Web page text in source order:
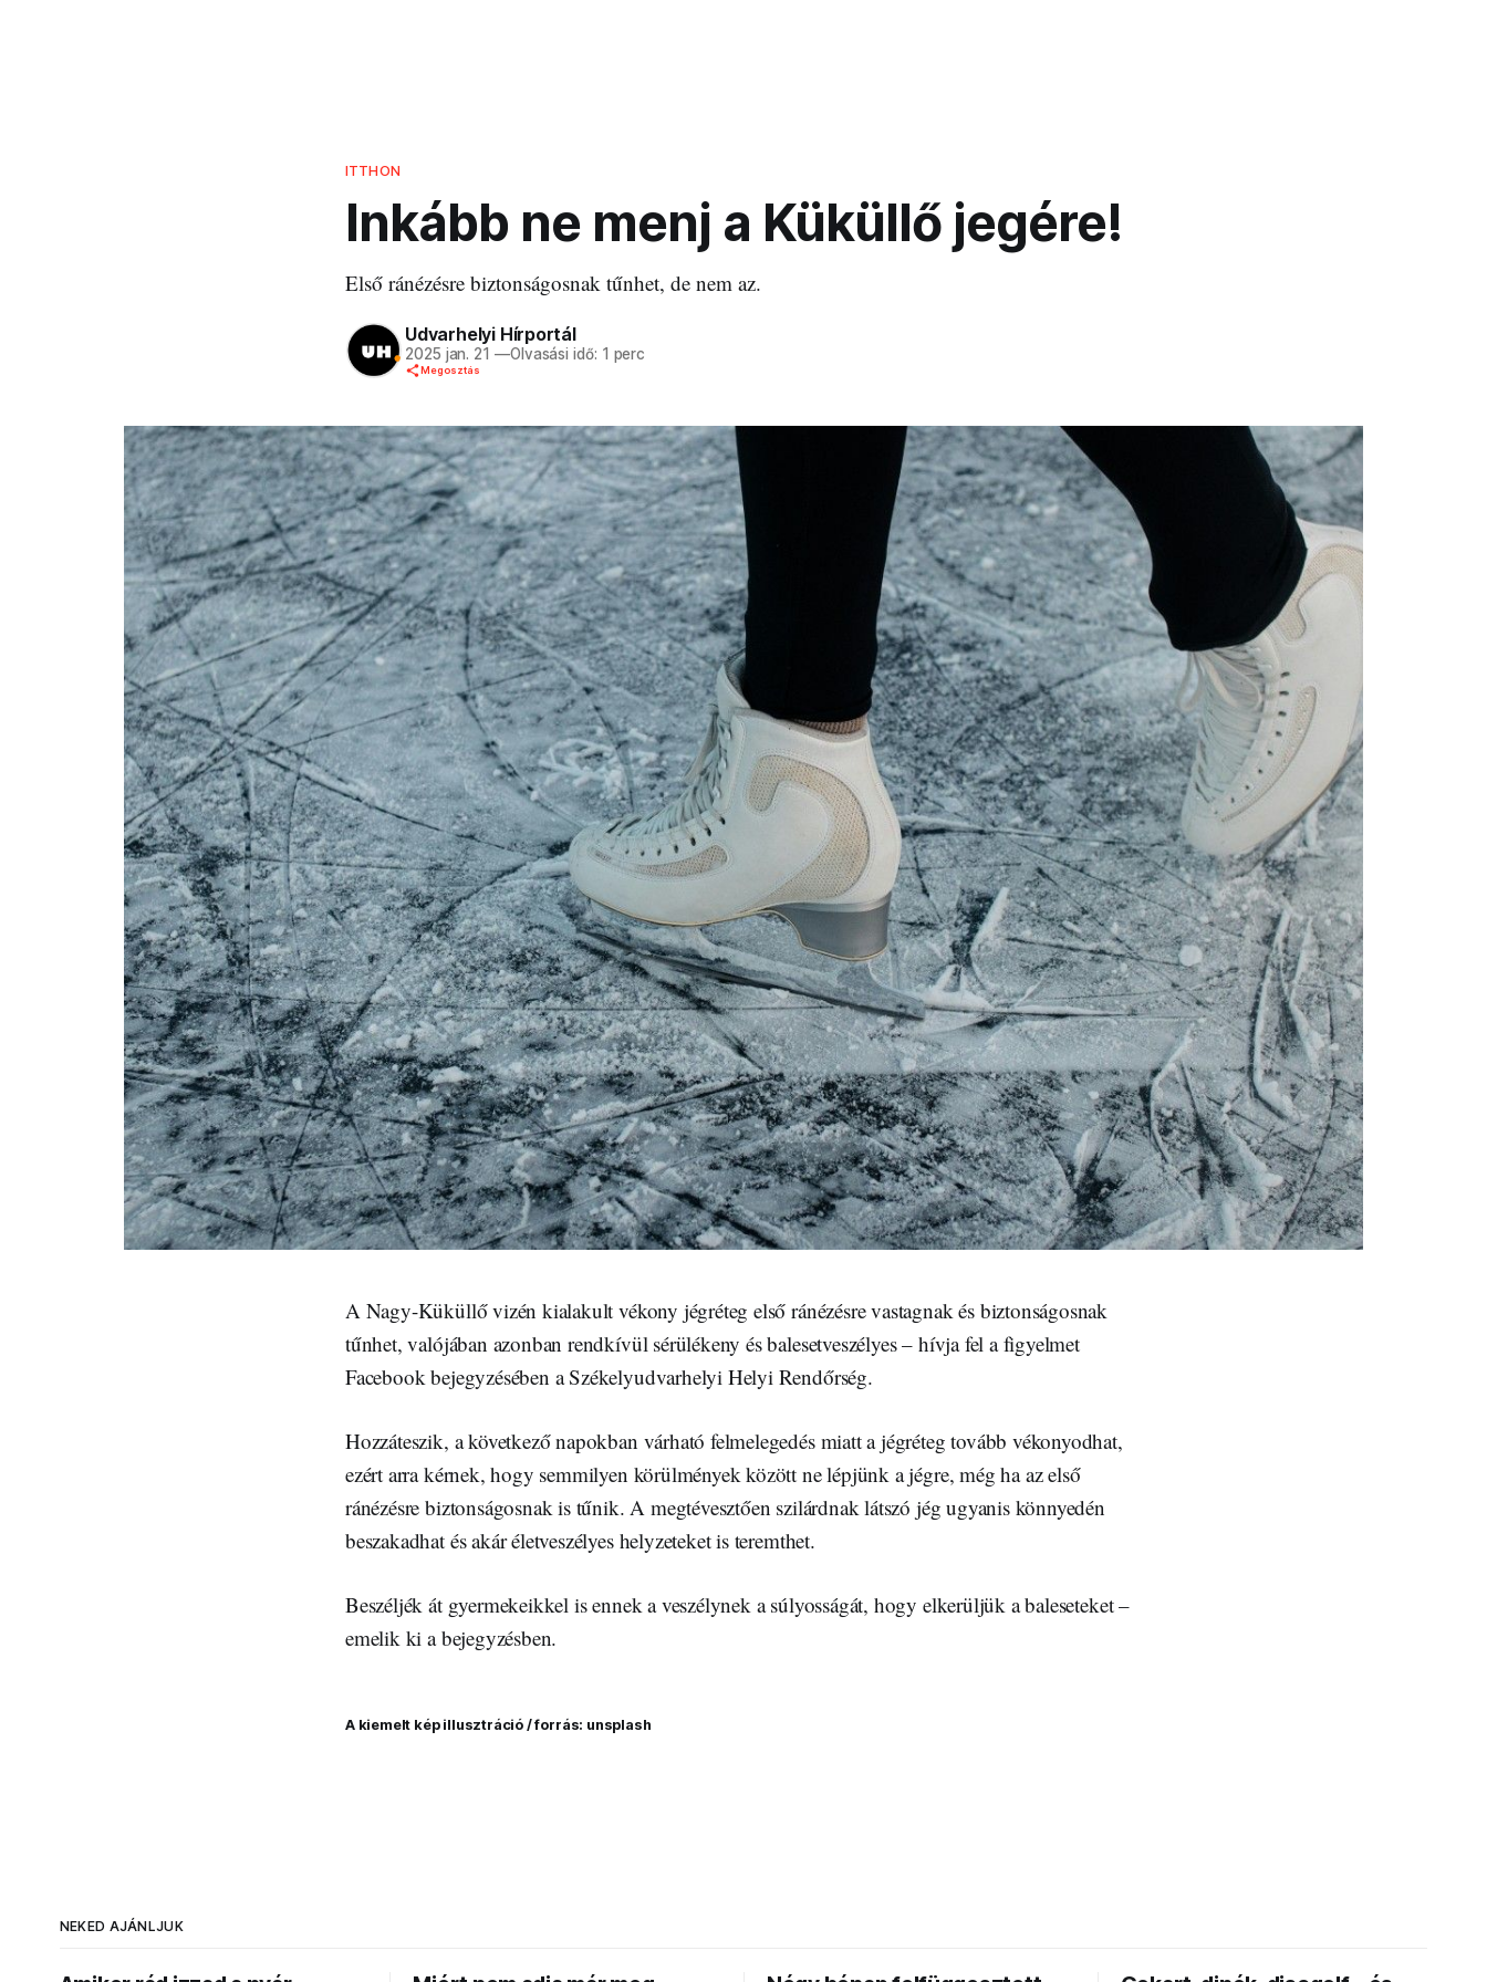
ITTHON
Inkább ne menj a Küküllő jegére!
Első ránézésre biztonságosnak tűnhet, de nem az.
Udvarhelyi Hírportál
2025 jan. 21 —Olvasási idő: 1 perc
Megosztás
A Nagy-Küküllő vizén kialakult vékony jégréteg első ránézésre vastagnak és biztonságosnak
tűnhet, valójában azonban rendkívül sérülékeny és balesetveszélyes – hívja fel a figyelmet
Facebook bejegyzésében a Székelyudvarhelyi Helyi Rendőrség.
Hozzáteszik, a következő napokban várható felmelegedés miatt a jégréteg tovább vékonyodhat,
ezért arra kérnek, hogy semmilyen körülmények között ne lépjünk a jégre, még ha az első
ránézésre biztonságosnak is tűnik. A megtévesztően szilárdnak látszó jég ugyanis könnyedén
beszakadhat és akár életveszélyes helyzeteket is teremthet.
Beszéljék át gyermekeikkel is ennek a veszélynek a súlyosságát, hogy elkerüljük a baleseteket –
emelik ki a bejegyzésben.
A kiemelt kép illusztráció / forrás: unsplash
NEKED AJÁNLJUK